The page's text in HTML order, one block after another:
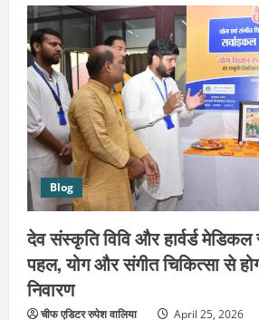
Blog
देव संस्कृति विवि और हार्वर्ड
पहल, योग और संगीत चिकित्सा से
निवारण
चीफ एडिटर रुपेश वालिया April 25, 2026
2
उत्तराखंड
हरिद्वार के नेताओं को
कार्यकारिणी में बड़ी
नए चेहरे
August 7, 2026
उत्तराखंड
कांवड़ यात्रा, संतों ने